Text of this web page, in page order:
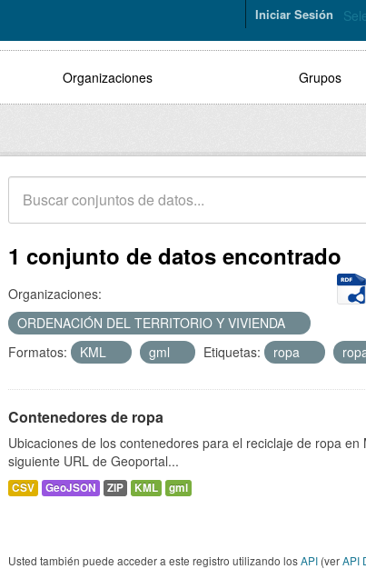
Iniciar Sesión
Organizaciones Grupos
1 conjunto de datos encontrado
Organizaciones:
ORDENACIÓN DEL TERRITORIO Y VIVIENDA
Formatos:
KML gml Etiquetas: ropa
Contenedores de ropa
Ubicaciones de los contenedores para el reciclaje de ropa
siguiente URL de Geoportal...
CSV GeoJSON ZIP KML gml
Usted también puede acceder a este registro utilizando losAPI (verAPI